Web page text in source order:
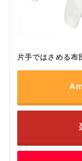
片手ではさめる